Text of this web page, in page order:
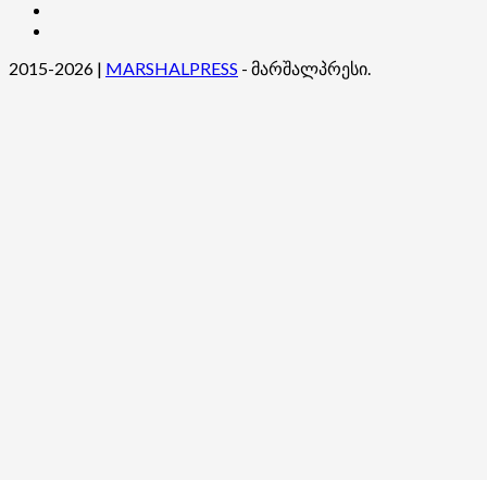
2015-2026 | MARSHALPRESS - მარშალპრესი.